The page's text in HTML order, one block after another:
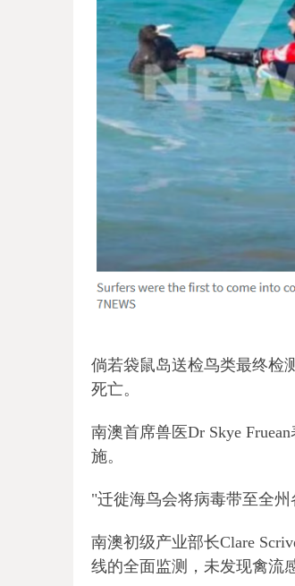
倘若袋鼠岛送检鸟类最终检
死亡。
南澳首席兽医Dr Skye
施。
"迁徙海鸟会将病毒带至全
南澳初级产业部长Clare
线的全面监测，未发现禽流